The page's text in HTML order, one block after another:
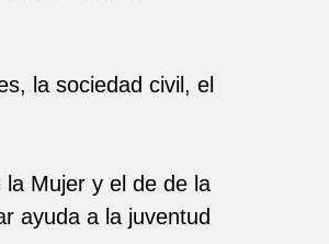
la sociedad civil, el
Mujer y el de de la
ayuda a la juventud